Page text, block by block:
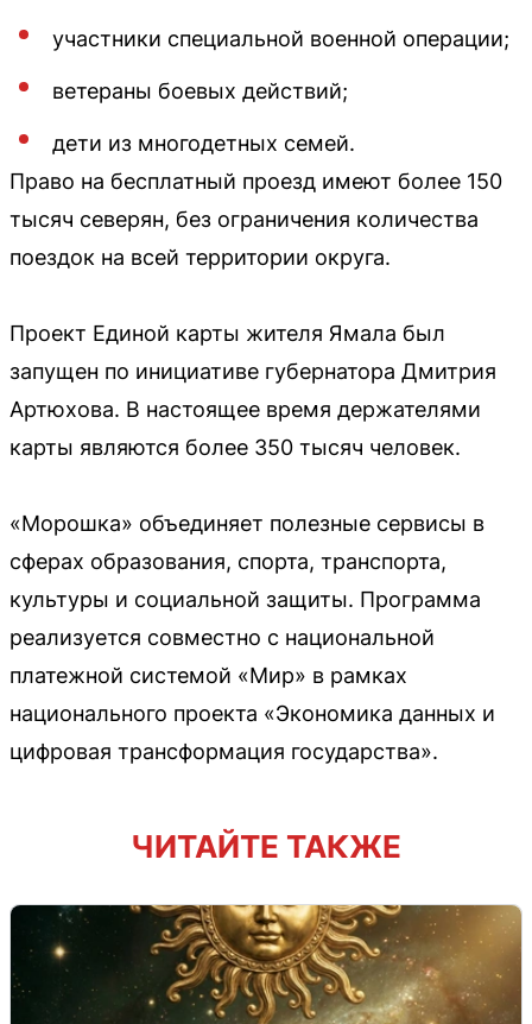
участники специальной военной операции;
ветераны боевых действий;
дети из многодетных семей.
Право на бесплатный проезд имеют более 150
тысяч северян, без ограничения количества
поездок на всей территории округа.
Проект Единой карты жителя Ямала был
запущен по инициативе губернатора Дмитрия
Артюхова. В настоящее время держателями
карты являются более 350 тысяч человек.
«Морошка» объединяет полезные сервисы в
сферах образования, спорта, транспорта,
культуры и социальной защиты. Программа
реализуется совместно с национальной
платежной системой «Мир» в рамках
национального проекта «Экономика данных и
цифровая трансформация государства».
ЧИТАЙТЕ ТАКЖЕ